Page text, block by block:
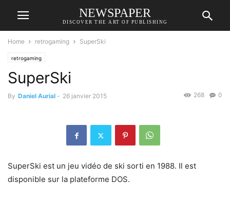
NEWSPAPER
DISCOVER THE ART OF PUBLISHING
Home retrogaming SuperSki
retrogaming
SuperSki
By Daniel Aurial - 26 janvier 2015 0
268
SuperSki est un jeu vidéo de ski sorti en 1988. Il est
disponible sur la plateforme DOS.